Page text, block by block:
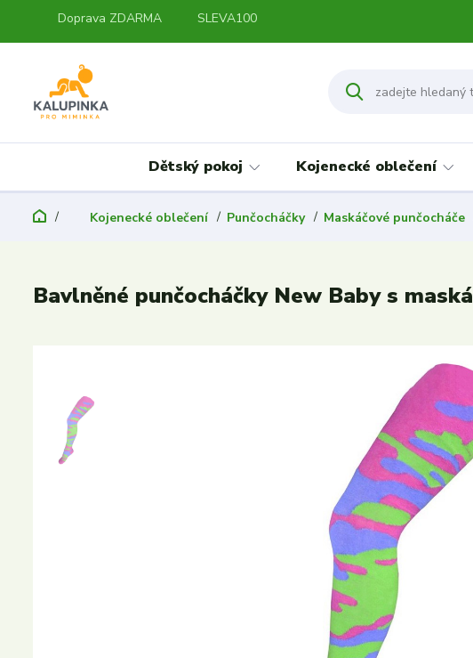
Doprava ZDARMA SLEVA100
Dětský pokoj Kojenecké oblečení
Kojenecké oblečení Punčocháčky Maskáčové punčocháče
Bavlněné punčocháčky New Baby s